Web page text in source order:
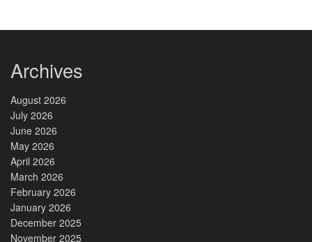
Archives
August 2026
July 2026
June 2026
May 2026
April 2026
March 2026
February 2026
January 2026
December 2025
November 2025